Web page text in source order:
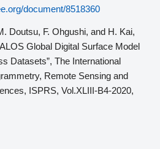
document/8518360
Doutsu, F. Ohgushi, and H. Kai,
ALOS Global Digital Surface Model
Datasets”, The International
Remote Sensing and
ISPRS, Vol.XLIII-B4-2020,